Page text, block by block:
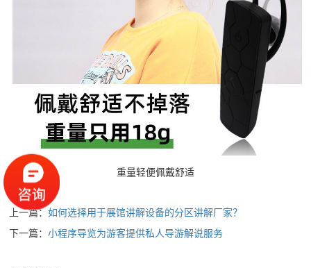
重量轻便佩戴舒适
上一篇：如何选择用于展馆讲解设备的分区讲解厂家？
下一篇：小程序导览为游客提供私人导游解说服务